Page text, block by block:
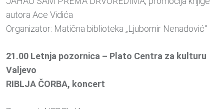
autora Ace Vidića
Organizator: Matična biblioteka „Ljubomir Nenadović“
21.00 Letnja pozornica – Plato Centra za kulturu
Valjevo
RIBLJA ČORBA, koncert